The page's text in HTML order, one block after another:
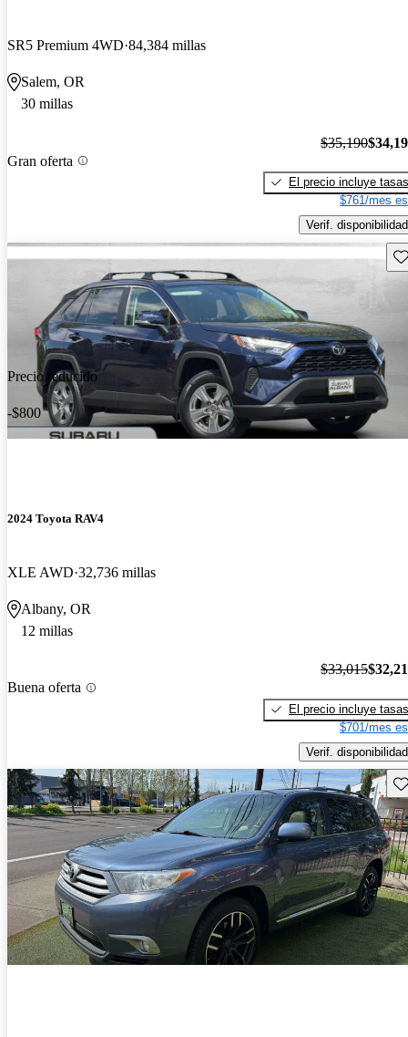
SR5 Premium 4WD 84,384 millas
Salem, OR
30 millas
Gran oferta
$35,190
El precio incluye tasas
$761/mes
Verif. disponibilidad
Precio reducido
-$800
2024 Toyota RAV4
XLE AWD 32,736 millas
Albany, OR
12 millas
Buena oferta
$33,015
El precio incluye tasas
$701/mes
Verif. disponibilidad